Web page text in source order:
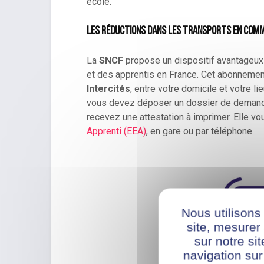
Les réductions dans les transports en
La SNCF propose un dispositif
et des apprentis en France. Cet
Intercités, entre votre domicile et votre
vous devez déposer un dossier de
recevez une attestation à imprimer. Elle
Apprenti (EEA), en gare ou par téléphone.
Nous
site,
sur notre
navigation